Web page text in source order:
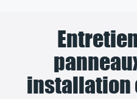
installation